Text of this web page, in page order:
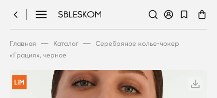
Главная — Каталог —
Серебряное колье-чокер
«Грация», черное